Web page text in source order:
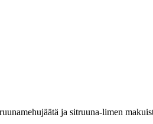
ja sitruuna-limen